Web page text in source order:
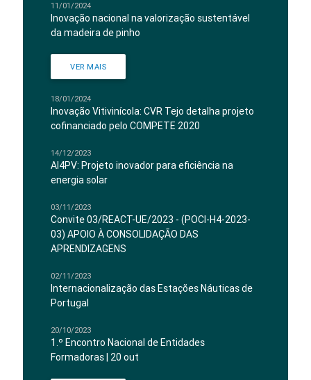
11/01/2024
Inovação nacional na valorização sustentável
da madeira de pinho
VER MAIS
18/01/2024
Inovação Vitivinícola: CVR Tejo detalha projeto
cofinanciado pelo COMPETE 2020
14/12/2023
AI4PV: Projeto inovador para eficiência na
energia solar
03/11/2023
Convite 03/REACT-UE/2023 - (POCI-H4-2023-
03) APOIO À CONSOLIDAÇÃO DAS
APRENDIZAGENS
02/11/2023
Internacionalização das Estações Náuticas de
Portugal
20/10/2023
1.º Encontro Nacional de Entidades
Formadoras | 20 out